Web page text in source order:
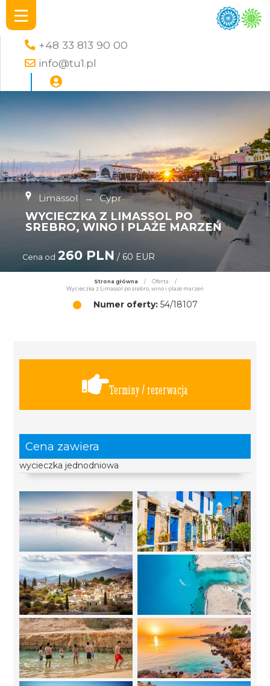
+48 33 813 90 00
info@tu1.pl
Limassol → Cypr
WYCIECZKA Z LIMASSOL PO
SREBRO, WINO I PLAŻE MARZEŃ
Cena od 260 PLN / 60 EUR
Strona główna / Oferta
/
Wycieczka z Limassol po srebro, wino i plaże marzeń
Numer oferty:54/18107
Terminy / rezerwacja
Cena zawiera
wycieczka jednodniowa